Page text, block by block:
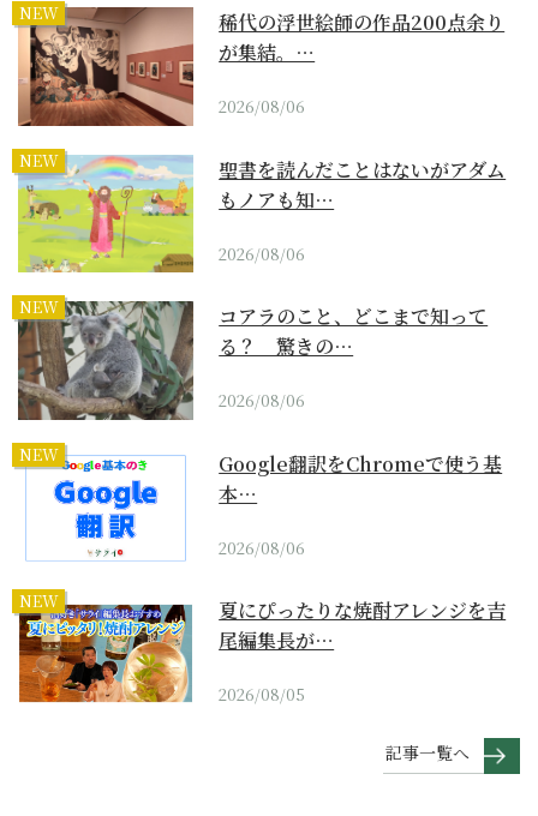
NEW
稀代の浮世絵師の作品200点余り
が集結。…
2026/08/06
NEW
聖書を読んだことはないがアダム
もノアも知…
2026/08/06
NEW
コアラのこと、どこまで知って
る？ 驚きの…
2026/08/06
NEW
Google翻訳をChromeで使う基
本…
2026/08/06
NEW
夏にぴったりな焼酎アレンジを吉
尾編集長が…
2026/08/05
記事一覧へ